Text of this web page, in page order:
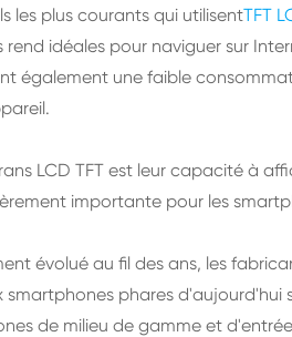
les plus courants qui utilisentTFT
rend idéales pour naviguer sur
également une faible
LCD TFT est leur capacité à
importante pour les
évolué au fil des ans, les
phares d'aujourd'hui
de milieu de gamme et